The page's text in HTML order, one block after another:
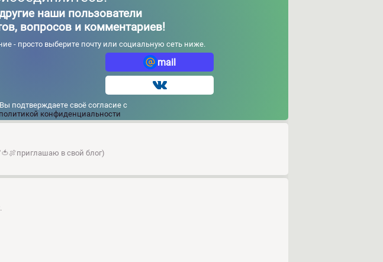
наши пользователи
вопросов и комментариев!
- просто выберите почту или социальную сеть ниже.
mail
подтверждаете своё согласие с
политикой конфиденциальности
в свой блог)